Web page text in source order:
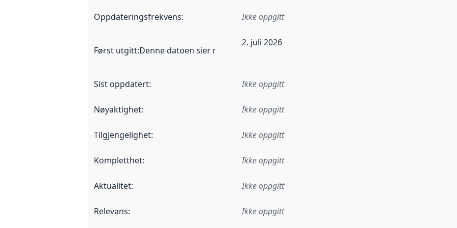
Oppdateringsfrekvens: Ikke oppgitt
Først utgitt:Denne datoen sier når dataene i dette datasettet første gang ble utgitt. Det kan
2. juli 2026
Sist oppdatert: Ikke oppgitt
Nøyaktighet: Ikke oppgitt
Tilgjengelighet: Ikke oppgitt
Kompletthet: Ikke oppgitt
Aktualitet: Ikke oppgitt
Relevans: Ikke oppgitt